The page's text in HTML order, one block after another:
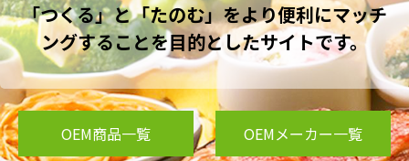
「つくる」と「たのむ」をより便利にマッチ
ングすることを目的としたサイトです。
OEM商品一覧 OEMメーカー一覧